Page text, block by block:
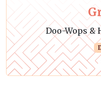
Doo-Wops &